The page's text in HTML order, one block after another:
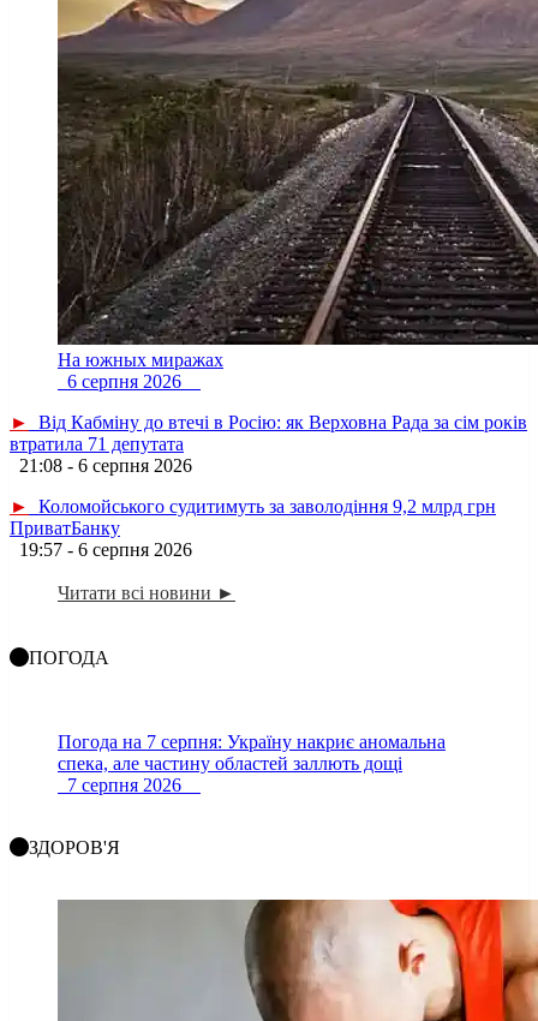
На южных миражах
6 серпня 2026
►
Від Кабміну до втечі в Росію: як Верховна Рада за сім років
втратила 71 депутата
21:08 - 6 серпня 2026
►
Коломойського судитимуть за заволодіння 9,2 млрд грн
ПриватБанку
19:57 - 6 серпня 2026
Читати всі новини ►
ПОГОДА
Погода на 7 серпня: Україну накриє аномальна
спека, але частину областей заллють дощі
7 серпня 2026
ЗДОРОВ'Я